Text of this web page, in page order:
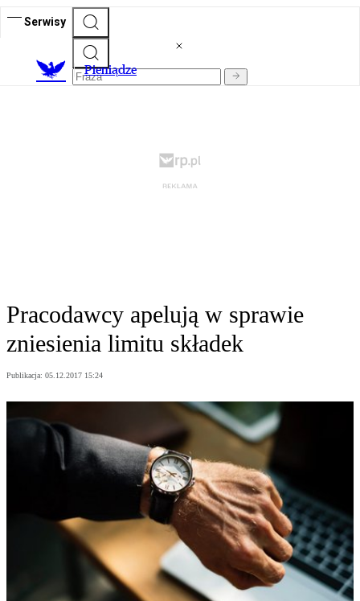
Serwisy
Pieniądze
Pracodawcy apelują w sprawie
zniesienia limitu składek
Publikacja: 05.12.2017 15:24